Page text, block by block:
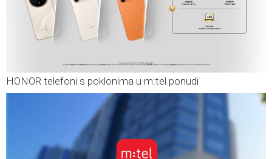
HONOR telefoni s poklonima u m:tel ponudi